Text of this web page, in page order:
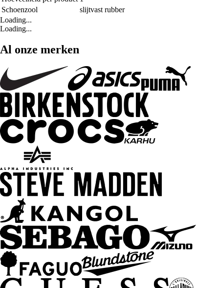
Schoenzool
slijtvast rubber
Loading...
Loading...
Al onze merken